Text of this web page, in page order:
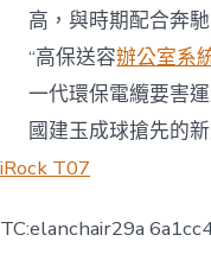
高，與時期配合奔
“高保送容辦公室系
一代環保電纜要害
國建玉成球搶先的
iRock T07
TC:elanchair29a